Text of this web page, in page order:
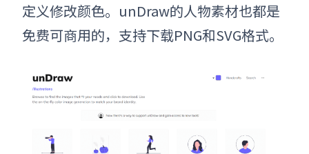
定义修改颜色。unDraw的人物素材也都是
免费可商用的，支持下载PNG和SVG格式。